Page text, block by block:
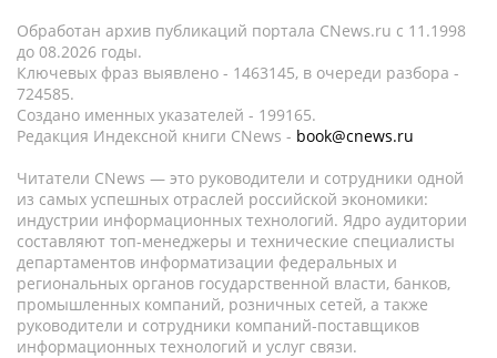
Обработан архив публикаций портала CNews.ru c 11.1998
до 08.2026 годы.
Ключевых фраз выявлено - 1463145, в очереди разбора -
724585.
Создано именных указателей - 199165.
Редакция Индексной книги CNews - book@cnews.ru
Читатели CNews — это руководители и сотрудники одной
из самых успешных отраслей российской экономики:
индустрии информационных технологий. Ядро аудитории
составляют топ-менеджеры и технические специалисты
департаментов информатизации федеральных и
региональных органов государственной власти, банков,
промышленных компаний, розничных сетей, а также
руководители и сотрудники компаний-поставщиков
информационных технологий и услуг связи.